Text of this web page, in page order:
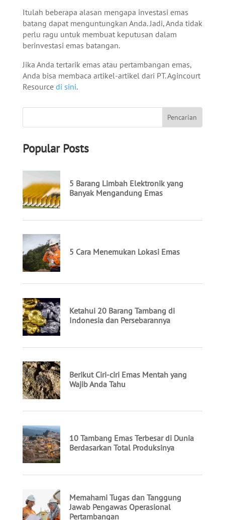
Itulah beberapa alasan mengapa investasi emas
batang dapat menguntungkan Anda. Jadi, Anda tidak
perlu ragu untuk membuat keputusan dalam
berinvestasi emas batangan.
Jika Anda tertarik emas atau pertambangan emas,
Anda bisa membaca artikel-artikel dari PT. Agincourt
Resource di sini.
Popular Posts